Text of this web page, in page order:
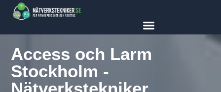
content
Access och Larm
Stockholm -